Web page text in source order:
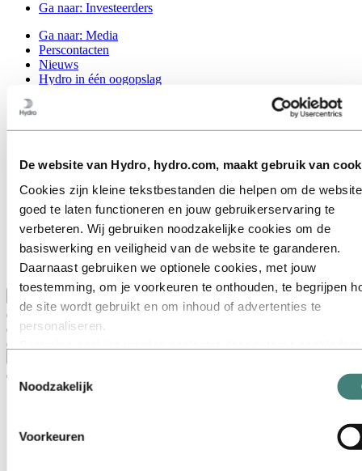
De website van Hydro, hydro.com, maakt gebruik van
Cookies zijn kleine tekstbestanden die helpen om de website
goed te laten functioneren en jouw gebruikerservaring te
verbeteren. Wij gebruiken noodzakelijke cookies om de
basiswerking en veiligheid van de website te garanderen.
Daarnaast gebruiken we optionele cookies, met jouw
toestemming, om je voorkeuren te onthouden, te begrijpen
de site wordt gebruikt en om inhoud of advertenties te
personaliseren.
advertenties. Deze derden kunnen informatie die zij via jouw
gebruik van onze website verzamelen, combineren met
verzameld via jouw gebruik van hun diensten. De derde
Noodzakelijk
Voorkeuren
Ga naar: Investeerders
Ga naar: Media
Perscontacten
Nieuws
Hydro in één oogopslag
Ga naar:Over Hydro
Belangrijke sectoren
Onze strategie
Nederland
België
Luxemburg
Inkoop
Verhalen van Hydro
Terug naar hoofdmenu